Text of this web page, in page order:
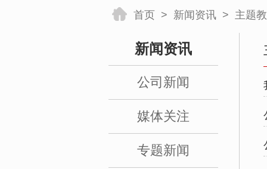
公司简介
领导团队
组织架构
生产单位
公司新
媒体关
首页 > 新闻资讯 > 主题
新闻资讯
公司新闻
媒体关注
专题新闻